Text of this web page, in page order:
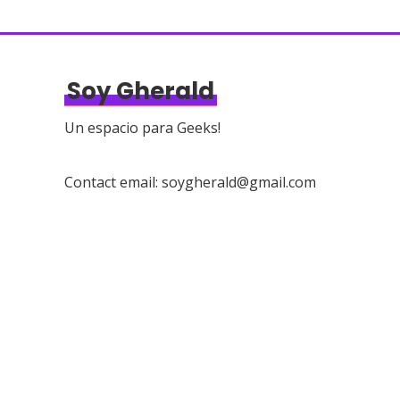
g
Soy Gherald
Un espacio para Geeks!
Contact email: soygherald@gmail.com